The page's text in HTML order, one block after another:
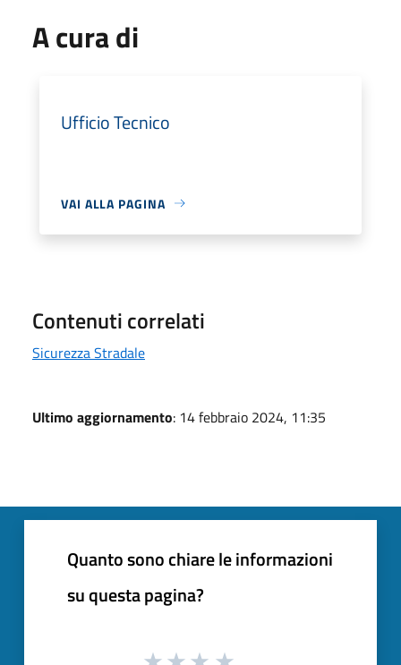
A cura di
Ufficio Tecnico
VAI ALLA PAGINA
Contenuti correlati
Sicurezza Stradale
Ultimo aggiornamento: 14 febbraio 2024, 11:35
Quanto sono chiare le informazioni
su questa pagina?